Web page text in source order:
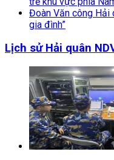
Đoàn Văn công Hải
gia đình”
Lịch sử Hải quân